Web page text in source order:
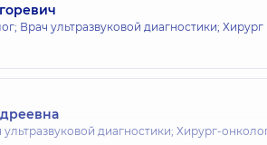
Врач ультразвуковой диагностики; Хирург
диагностики; Хирург-